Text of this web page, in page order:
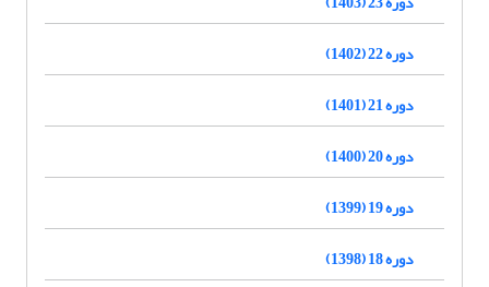
دوره 22 (1402)
دوره 21 (1401)
دوره 20 (1400)
دوره 19 (1399)
دوره 18 (1398)